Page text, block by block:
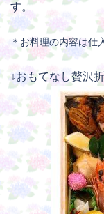
す。
＊お料理の内容は仕
↓おもてなし贅沢